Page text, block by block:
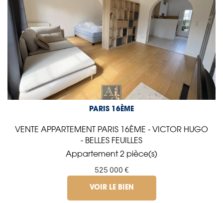
PARIS 16ÈME
VENTE APPARTEMENT PARIS 16ÈME - VICTOR HUGO
- BELLES FEUILLES
Appartement 2 pièce(s)
525 000 €
VOIR LE BIEN